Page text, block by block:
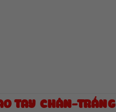
TAY CHÂN-TRẮNG